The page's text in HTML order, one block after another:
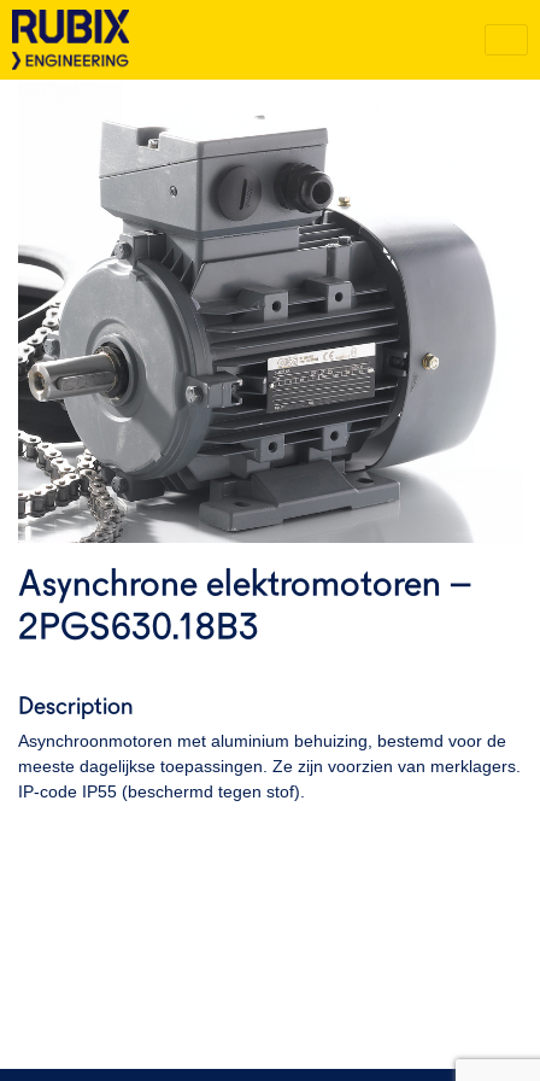
Asynchrone elektromotoren –
2PGS630.18B3
Description
Asynchroonmotoren met aluminium behuizing, bestemd voor de
meeste dagelijkse toepassingen. Ze zijn voorzien van merklagers.
IP-code IP55 (beschermd tegen stof).